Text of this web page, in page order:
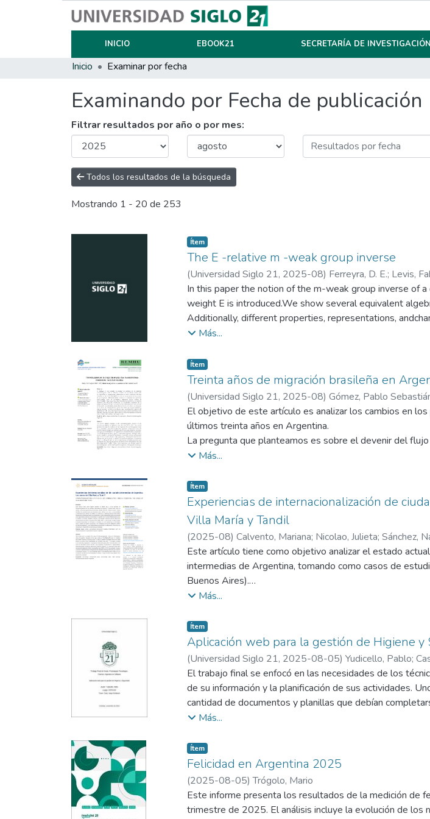
INICIO EBOOK21 SECRETARÍA DE INVESTIGACIÓN
Inicio Examinar por fecha
Examinando por Fecha de publicación
Filtrar resultados por año o por mes:
Todos los resultados de la búsqueda
Mostrando 1 - 20 de 253
Item type:
Ítem,
The E -relative m -weak group inverse
(Universidad Siglo 21, 2025-08) Ferreyra, D. E.; Levis,
In this paper the notion of the m-weak group inverse of
weight E is introduced.We show several equivalent
Additionally, different properties, representations,
equalities, andprojectors are presented. Finally, we solve
Más...
Item type:
Ítem,
Treinta años de migración brasileña en
(Universidad Siglo 21, 2025-08) Gómez, Pablo
El objetivo de este artículo es analizar los cambios en
últimos treinta años en Argentina.
La pregunta que planteamos es sobre el devenir del
de los procesos de incorporación. Utilizando datos
residente.
Los resultados evidencian un crecimiento sostenido de la
una creciente feminización, especialmente entre jóvenes
envejecimiento, reflejo del arribo de nuevos migrantes y
espacial del asentamiento: de una concentración inicial
radicación en el Área Metropolitana de Buenos Aires y
Más...
Item type:
Ítem,
Experiencias de internacionalización de
Villa María y Tandil
(2025-08) Calvento, Mariana; Nicolao, Julieta; Sánchez,
Este artículo tiene como objetivo analizar el estado
intermedias de Argentina, tomando como casos de
Buenos Aires).
Busca identificar los condicionantes que impulsan estas
herramientas de acción internacional y las capacidades
Metodológicamente, se emplea un enfoque cualitativo,
internacionales de ambos municipios entre 2015 y
normativas y convenios, así como entrevistas a
Los resultados destacan los diferentes perfiles de
ofreciendo una interpretación integral de las experiencias
Más...
Item type:
Ítem,
Aplicación web para la gestión de Higiene y
(Universidad Siglo 21, 2025-08-05) Yudicello, Pablo;
El trabajo final se enfocó en las necesidades de los
de su información y la planificación de sus actividades.
cantidad de documentos y planillas que debían
tiempo. Además, el almacenamiento de información en
análisis y diseño de una aplicación web que digitaliza las
permitió la entrada de datos de manera rápida y
reduciendo el margen de error asociado con la gestión
en tiempo real permitió a los técnicos tomar decisiones
cualquier equivocación puede tener consecuencias
Más...
Item type:
Ítem,
Felicidad en Argentina 2025
(2025-08-05)Trógolo, Mario
Este informe presenta los resultados de la medición de
trimestre de 2025. El análisis incluye la evolución de los